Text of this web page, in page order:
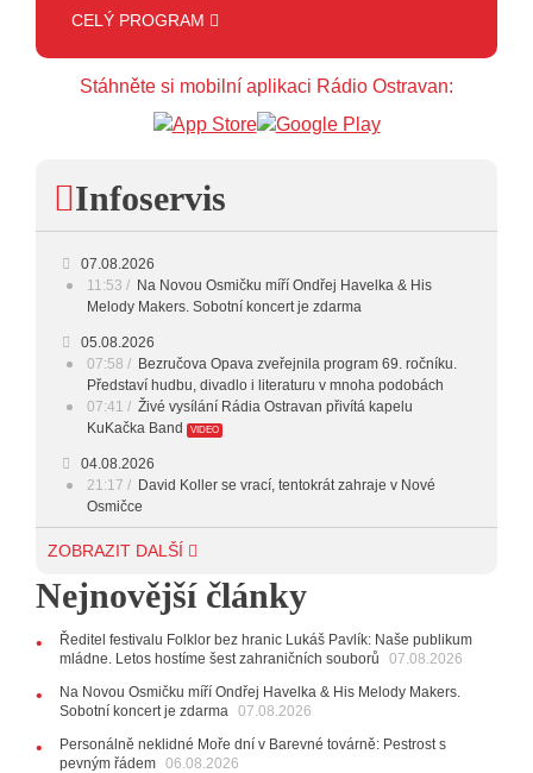
18:00 - 23:00 VEČERNÍ MIX
23:00 - 00:00 POTICHU
CELÝ PROGRAM
Stáhněte si mobilní aplikaci Rádio Ostravan:
Infoservis
07.08.2026
11:53
Na Novou Osmičku míří Ondřej Havelka & His
Melody Makers. Sobotní koncert je zdarma
05.08.2026
07:58
Bezručova Opava zveřejnila program 69. ročníku.
Představí hudbu, divadlo i literaturu v mnoha podobách
07:41
Živé vysílání Rádia Ostravan přivítá kapelu
KuKačka Band
VIDEO
04.08.2026
21:17
David Koller se vrací, tentokrát zahraje v Nové
Osmičce
03.08.2026
Svatováclavského hudebního festivalu zbývá měsíc
29.07.2026
11:00
Do Ostravy se vrací britští Modestep, vystoupí v
listopadu v klubu Barrák
VIDEO
10:33
Úsměvné historky ze života ostravské kapely
Verše: Od zapomenutých baterek až po kuriózní krádež
28.07.2026
ZOBRAZIT DALŠÍ
Nejnovější články
Ředitel festivalu Folklor bez hranic Lukáš Pavlík: Naše publikum
mládne. Letos hostíme šest zahraničních souborů
07.08.2026
Na Novou Osmičku míří Ondřej Havelka & His Melody Makers.
Sobotní koncert je zdarma
07.08.2026
Personálně neklidné Moře dní v Barevné továrně: Pestrost s
pevným řádem 06.08.2026